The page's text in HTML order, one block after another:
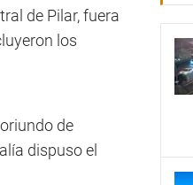
de Pilar, fuera
los
de
dispuso el